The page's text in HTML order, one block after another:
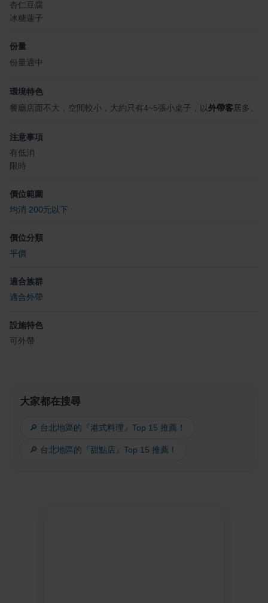
杏仁豆腐
冰糖蓮子
份量
份量適中
環境特色
餐廳店面不大，空間較小，大約只有4~5張小桌子，以外帶客居多。
注意事項
有低消
限時
價位範圍
均消 200元以下
價位分類
平價
適合族群
適合外帶
設施特色
可外帶
大家都在搜尋
🔎 台北地區的『港式料理』Top 15 推薦！
🔎 台北地區的『甜點店』Top 15 推薦！